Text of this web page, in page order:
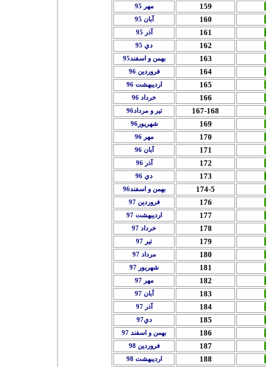
مهر 95 159
آبان 95 160
آذر 95 161
دي 95 162
بهمن و اسفند95 163
فروردين 96 164
ارديبهشت 96 165
خرداد 96 166
تير و مرداد96 167-168
شهريور96 169
مهر 96 170
آبان 96 171
آذر 96 172
دي 96 173
بهمن و اسفند96 174-5
فروردين 97 176
ارديبهشت 97 177
خرداد 97 178
تير 97 179
مرداد 97 180
شهريور 97 181
مهر 97 182
آبان 97 183
آذر 97 184
دي97 185
بهمن و اسفند 97 186
فروردين 98 187
ارديبهشت 98 188